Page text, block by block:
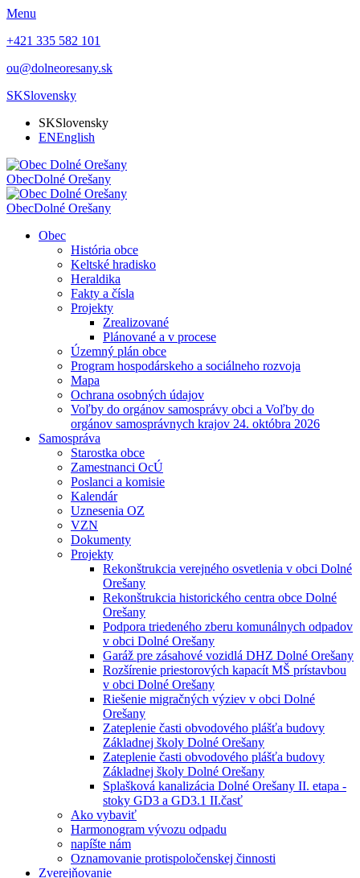
Menu
+421 335 582 101
ou@dolneoresany.sk
SKSlovensky
SKSlovensky
ENEnglish
ObecDolné Orešany
ObecDolné Orešany
Obec
História obce
Keltské hradisko
Heraldika
Fakty a čísla
Projekty
Zrealizované
Plánované a v procese
Územný plán obce
Program hospodárskeho a sociálneho rozvoja
Mapa
Ochrana osobných údajov
Voľby do orgánov samosprávy obci a Voľby do
orgánov samosprávnych krajov 24. októbra 2026
Samospráva
Starostka obce
Zamestnanci OcÚ
Poslanci a komisie
Kalendár
Uznesenia OZ
VZN
Dokumenty
Projekty
Rekonštrukcia verejného osvetlenia v obci Dolné
Orešany
Rekonštrukcia historického centra obce Dolné
Orešany
Podpora triedeného zberu komunálnych odpadov
v obci Dolné Orešany
Garáž pre zásahové vozidlá DHZ Dolné Orešany
Rozšírenie priestorových kapacít MŠ prístavbou
v obci Dolné Orešany
Riešenie migračných výziev v obci Dolné
Orešany
Zateplenie časti obvodového plášťa budovy
Základnej školy Dolné Orešany
Zateplenie časti obvodového plášťa budovy
Základnej školy Dolné Orešany
Splašková kanalizácia Dolné Orešany II. etapa -
stoky GD3 a GD3.1 II.časť
Ako vybaviť
Harmonogram vývozu odpadu
napíšte nám
Oznamovanie protispoločenskej činnosti
Zverejňovanie